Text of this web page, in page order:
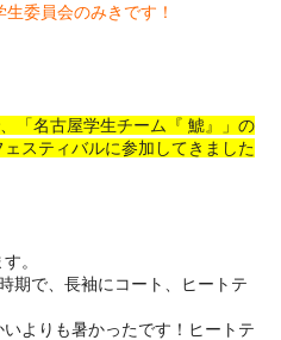
委員会のみきです！
「名古屋学生チーム『 鯱』」の
スティバルに参加してきました
。
期で、長袖にコート、ヒートテ
よりも暑かったです！ヒートテ